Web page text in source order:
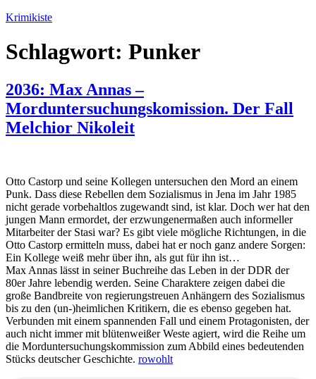
Zum
springen
Krimikiste
Schlagwort: Punker
2036: Max Annas –
Morduntersuchungskomission. Der Fall
Melchior Nikoleit
Otto Castorp und seine Kollegen untersuchen den Mord an einem
Punk. Dass diese Rebellen dem Sozialismus in Jena im Jahr 1985
nicht gerade vorbehaltlos zugewandt sind, ist klar. Doch wer hat den
jungen Mann ermordet, der erzwungenermaßen auch informeller
Mitarbeiter der Stasi war? Es gibt viele mögliche Richtungen, in die
Otto Castorp ermitteln muss, dabei hat er noch ganz andere Sorgen:
Ein Kollege weiß mehr über ihn, als gut für ihn ist…
Max Annas lässt in seiner Buchreihe das Leben in der DDR der
80er Jahre lebendig werden. Seine Charaktere zeigen dabei die
große Bandbreite von regierungstreuen Anhängern des Sozialismus
bis zu den (un-)heimlichen Kritikern, die es ebenso gegeben hat.
Verbunden mit einem spannenden Fall und einem Protagonisten, der
auch nicht immer mit blütenweißer Weste agiert, wird die Reihe um
die Morduntersuchungskommission zum Abbild eines bedeutenden
Stücks deutscher Geschichte. rowohlt